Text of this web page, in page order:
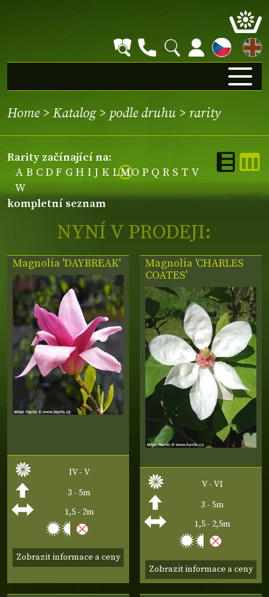
EN
Home > Katalog> podle druhu > rarity
rarity začínající na:
A B C D F G H I J K LMO P Q R S T V
W
kompletní seznam
NYNÍ V PRODEJI:
Magnolia 'DAYBREAK'
IV - V
3 - 5m
1,5 - 2m
Zobrazit informace a ceny
Magnolia 'CHARLES
COATES'
V - VI
3 - 5m
1,5 - 2,5m
Zobrazit informace a ceny